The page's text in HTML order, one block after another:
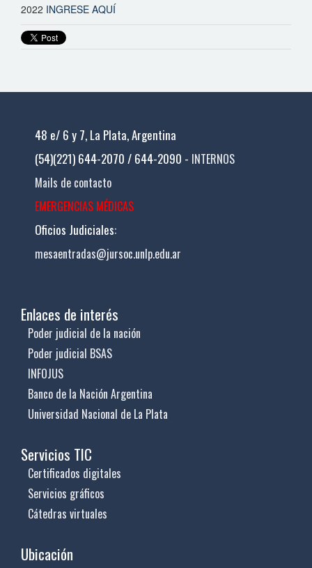
2022 INGRESE AQUÍ
48 e/ 6 y 7, La Plata, Argentina
(54)(221) 644-2070 / 644-2090 - INTERNOS
Mails de contacto
EMERGENCIAS MÉDICAS
Oficios Judiciales:
mesaentradas@jursoc.unlp.edu.ar
Enlaces de interés
Poder judicial de la nación
Poder judicial BSAS
INFOJUS
Banco de la Nación Argentina
Universidad Nacional de La Plata
Servicios TIC
Certificados digitales
Servicios gráficos
Cátedras virtuales
Ubicación